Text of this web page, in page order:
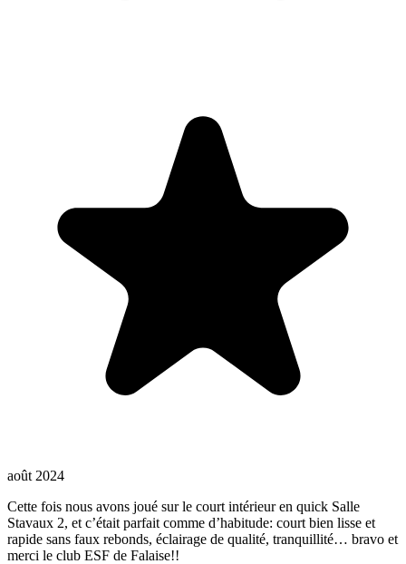
août 2024
Cette fois nous avons joué sur le court intérieur en quick Salle
Stavaux 2, et c’était parfait comme d’habitude: court bien lisse et
rapide sans faux rebonds, éclairage de qualité, tranquillité… bravo et
merci le club ESF de Falaise!!